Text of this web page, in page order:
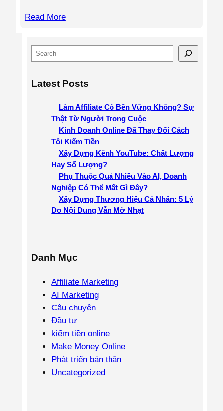
Read More
S
e
r
Latest Posts
Làm Affiliate Có Bền Vững Không? Sự
Thật Từ Người Trong Cuộc
Kinh Doanh Online Đã Thay Đổi Cách
Tôi Kiếm Tiền
Xây Dựng Kênh YouTube: Chất Lượng
Hay Số Lượng?
Phụ Thuộc Quá Nhiều Vào AI, Doanh
Nghiệp Có Thể Mất Gì Đây?
Xây Dựng Thương Hiệu Cá Nhân: 5 Lý
Do Nội Dung Vẫn Mờ Nhạt
Danh Mục
Affiliate Marketing
AI Marketing
Câu chuyện
Đầu tư
kiếm tiền online
Make Money Online
Phát triển bản thân
Uncategorized